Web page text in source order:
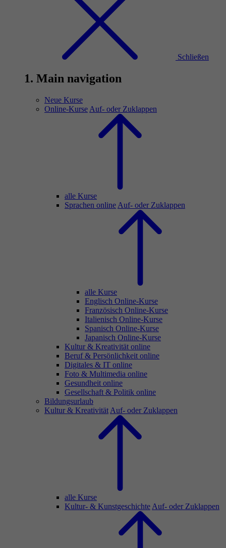
Schließen
1. Main navigation
Neue Kurse
Online-Kurse Auf- oder Zuklappen
alle Kurse
Sprachen online Auf- oder Zuklappen
alle Kurse
Englisch Online-Kurse
Französisch Online-Kurse
Italienisch Online-Kurse
Spanisch Online-Kurse
Japanisch Online-Kurse
Kultur & Kreativität online
Beruf & Persönlichkeit online
Digitales & IT online
Foto & Multimedia online
Gesundheit online
Gesellschaft & Politik online
Bildungsurlaub
Kultur & Kreativität Auf- oder Zuklappen
alle Kurse
Kultur- & Kunstgeschichte Auf- oder Zuklappen